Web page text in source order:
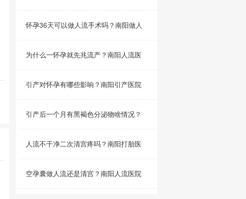
怀孕36天可以做人流手术吗？南阳做人
为什么一怀孕就先兆流产？南阳人流医
引产对怀孕有哪些影响？南阳引产医院
引产后一个月有黑褐色分泌物啥情况？
人流不干净二次清宫疼吗？南阳打胎医
空孕囊做人流还是清宫？南阳人流医院